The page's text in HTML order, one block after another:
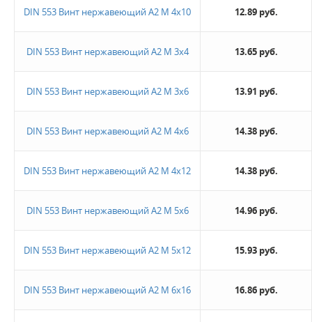
DIN 553 Винт нержавеющий А2 М 4х10 12.89 руб.
DIN 553 Винт нержавеющий А2 М 3х4 13.65 руб.
DIN 553 Винт нержавеющий А2 М 3х6 13.91 руб.
DIN 553 Винт нержавеющий А2 М 4х6 14.38 руб.
DIN 553 Винт нержавеющий А2 М 4х12 14.38 руб.
DIN 553 Винт нержавеющий А2 М 5х6 14.96 руб.
DIN 553 Винт нержавеющий А2 М 5х12 15.93 руб.
DIN 553 Винт нержавеющий А2 М 6х16 16.86 руб.